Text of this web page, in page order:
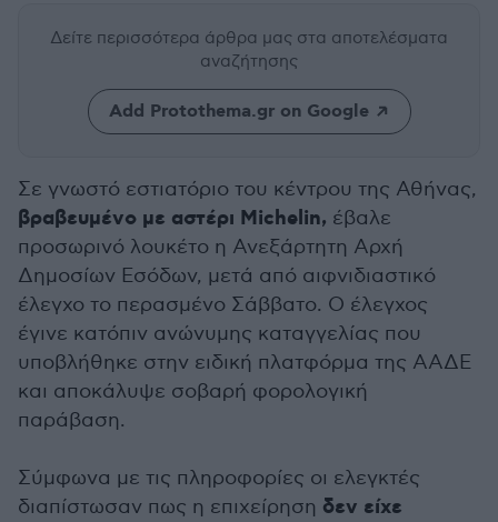
Δείτε περισσότερα άρθρα μας στα αποτελέσματα
αναζήτησης
Add Protothema.gr on Google
Σε γνωστό εστιατόριο του κέντρου της Αθήνας,
βραβευμένο με αστέρι Michelin, έβαλε
προσωρινό λουκέτο η Ανεξάρτητη Αρχή
Δημοσίων Εσόδων, μετά από αιφνιδιαστικό
έλεγχο το περασμένο Σάββατο. Ο έλεγχος
έγινε κατόπιν ανώνυμης καταγγελίας που
υποβλήθηκε στην ειδική πλατφόρμα της ΑΑΔΕ
και αποκάλυψε σοβαρή φορολογική
παράβαση.
Σύμφωνα με τις πληροφορίες οι ελεγκτές
διαπίστωσαν πως η επιχείρηση δεν είχε